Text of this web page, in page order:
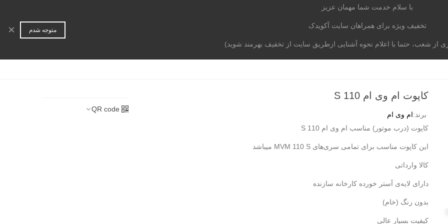
موتوری برند خودرو آکومگ لیست شعب تماس با ما
کاپوت ام وی ام 110 S
برند:ام وی ام
کاپوت (درب موتور) مناسب ام وی ام 110 S
این کاپوت مناسب برای تمامی سری‌های MVM 110 S میباشد
کالا وارداتی
دارای لایه‌ی آستر خورده کارخانه سازنده
بدون رنگ (خام)
کیفیت بسیار عالی
QR code
با سلام خدمت شما مهمان عزیز
تخفیف ویژه برای همراهان سایت آکویدک
شعب، حتما با اعلام نحوه آشنایی ازطریق سایت از تخفیف بهرمند شوید)
متوجه شدم ×